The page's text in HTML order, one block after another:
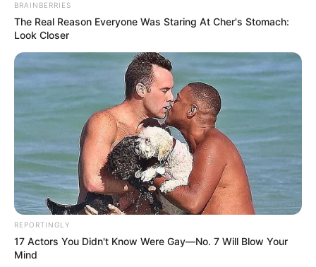
BRAINBERRIES
The Real Reason Everyone Was Staring At Cher's Stomach:
Look Closer
REPORTINGLY
17 Actors You Didn't Know Were Gay—No. 7 Will Blow Your
Mind